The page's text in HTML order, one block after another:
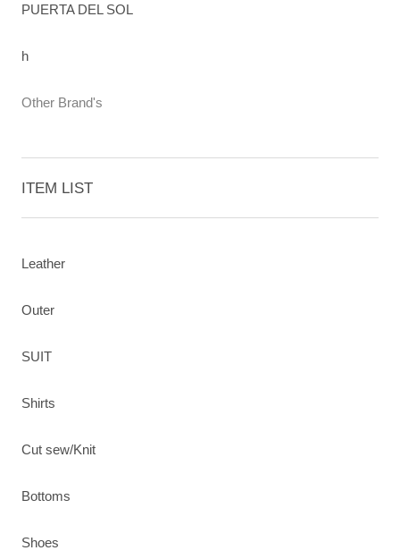
PUERTA DEL SOL
h
Other Brand's
ITEM LIST
Leather
Outer
SUIT
Shirts
Cut sew/Knit
Bottoms
Shoes